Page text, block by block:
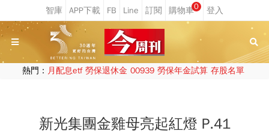
0
熱門： 月配息etf 勞保退休金 00939 勞保年金試算 存股名單
新光集團金雞母亮起紅燈 P.41